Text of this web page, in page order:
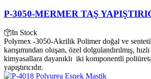
P-3050-MERMER TAŞ
In Stock
Polymex -3050-Akrilik Polimer doğal ve
karışımından oluşan, özel dolgulandırılmış,
kimyasallara dayanıklı iki komponentli
yapıştırıcıdır.